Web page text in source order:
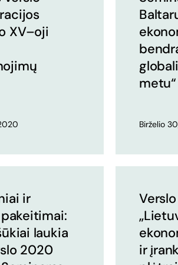
XV–oji
metu“
Birželio
ir
laukia
2020
ir